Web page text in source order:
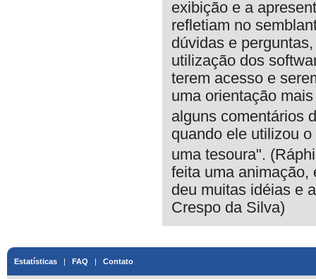
exibição e a
refletiam no
dúvidas e
utilização dos
terem acesso e
uma orientação
alguns comentários
quando ele utilizou
uma tesoura".
feita uma animação,
deu muitas idéias e
Crespo da Silva)
Estatísticas | FAQ | Contato